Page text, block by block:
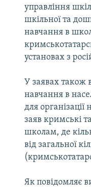
управління
шкільної та
навчання в
установах з
У заявах також
навчання в
для
заяв кримські
школам, де
від загальної
Як повідомляє